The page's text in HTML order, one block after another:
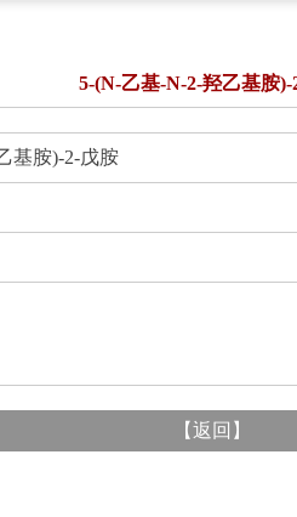
5-(N-乙基-N-2-羟乙基胺)-
胺)-2-戊胺
【返回 】